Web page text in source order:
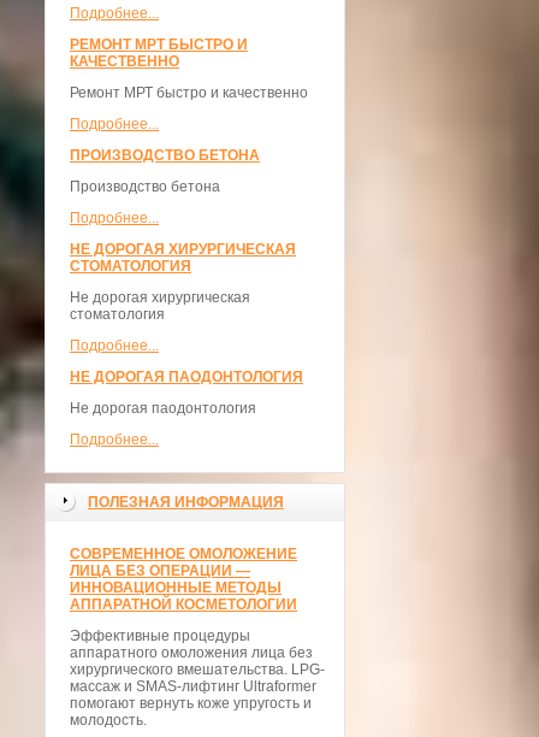
Подробнее...
РЕМОНТ МРТ БЫСТРО И
КАЧЕСТВЕННО
Ремонт МРТ быстро и качественно
Подробнее...
ПРОИЗВОДСТВО БЕТОНА
Производство бетона
Подробнее...
НЕ ДОРОГАЯ ХИРУРГИЧЕСКАЯ
СТОМАТОЛОГИЯ
Не дорогая хирургическая
стоматология
Подробнее...
НЕ ДОРОГАЯ ПАОДОНТОЛОГИЯ
Не дорогая паодонтология
Подробнее...
ПОЛЕЗНАЯ ИНФОРМАЦИЯ
СОВРЕМЕННОЕ ОМОЛОЖЕНИЕ
ЛИЦА БЕЗ ОПЕРАЦИИ —
ИННОВАЦИОННЫЕ МЕТОДЫ
АППАРАТНОЙ КОСМЕТОЛОГИИ
Эффективные процедуры
аппаратного омоложения лица без
хирургического вмешательства. LPG-
массаж и SMAS-лифтинг Ultraformer
помогают вернуть коже упругость и
молодость.